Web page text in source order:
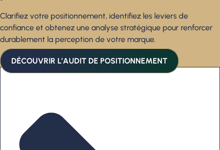
Clarifiez votre positionnement, identifiez les leviers de
confiance et obtenez une analyse stratégique pour renforcer
durablement la perception de votre marque.
DÉCOUVRIR L’AUDIT DE POSITIONNEMENT